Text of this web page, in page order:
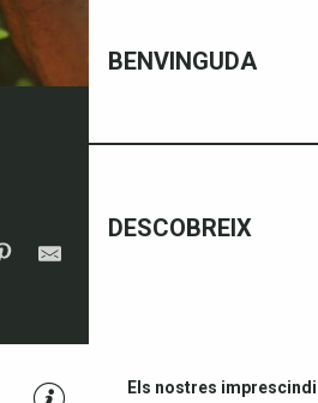
BENVINGUDA
DESCOBREIX
Els nostres